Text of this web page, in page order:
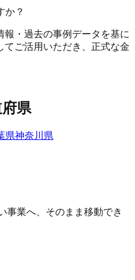
か？
・過去の事例データを基に
ご活用いただき、正式な金
県
県神奈川県
事業へ、そのまま移動でき